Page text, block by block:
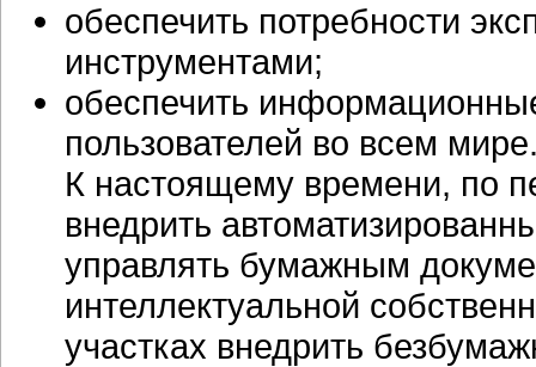
обеспечить потребности
инструментами;
обеспечить
пользователей во всем
К настоящему времени, по
внедрить
управлять бумажным
интеллектуальной
участках внедрить